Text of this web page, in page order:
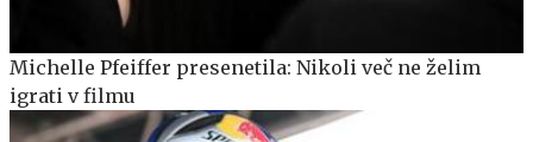
Michelle Pfeiffer presenetila: Nikoli več ne želim
igrati v filmu